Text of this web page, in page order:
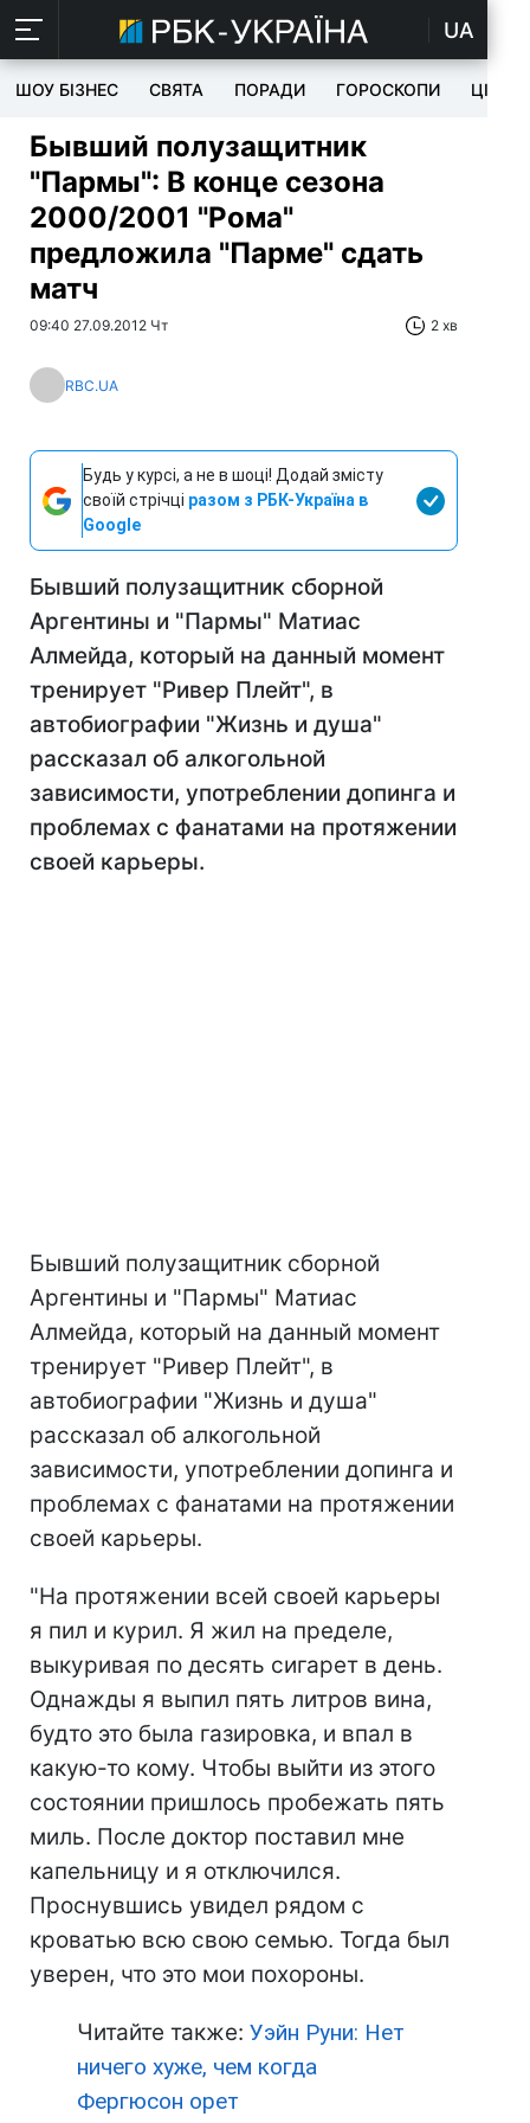
UA
ШОУ БІЗНЕС СВЯТА ПОРАДИ ГОРОСКОПИ ЦІКАВЕ
Бывший полузащитник
"Пармы": В конце сезона
2000/2001 "Рома"
предложила "Парме" сдать
матч
09:40 27.09.2012 Чт 2 хв
RBC.UA
Будь у курсі, а не в шоці! Додай змісту
своїй стрічці разом з РБК-Україна в
Google
Бывший полузащитник сборной
Аргентины и "Пармы" Матиас
Алмейда, который на данный момент
тренирует "Ривер Плейт", в
автобиографии "Жизнь и душа"
рассказал об алкогольной
зависимости, употреблении допинга и
проблемах с фанатами на протяжении
своей карьеры.
Бывший полузащитник сборной
Аргентины и "Пармы" Матиас
Алмейда, который на данный момент
тренирует "Ривер Плейт", в
автобиографии "Жизнь и душа"
рассказал об алкогольной
зависимости, употреблении допинга и
проблемах с фанатами на протяжении
своей карьеры.
"На протяжении всей своей карьеры
я пил и курил. Я жил на пределе,
выкуривая по десять сигарет в день.
Однажды я выпил пять литров вина,
будто это была газировка, и впал в
какую-то кому. Чтобы выйти из этого
состоянии пришлось пробежать пять
миль. После доктор поставил мне
капельницу и я отключился.
Проснувшись увидел рядом с
кроватью всю свою семью. Тогда был
уверен, что это мои похороны.
Читайте также: Уэйн Руни: Нет
ничего хуже, чем когда
Фергюсон орет